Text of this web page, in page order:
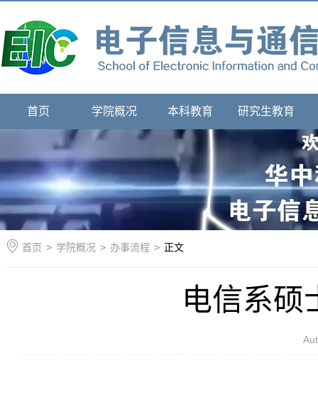
首页 学院概况 本科教育 研究生教育
首页 > 学院概况 > 办事流程 > 正文
电信系硕